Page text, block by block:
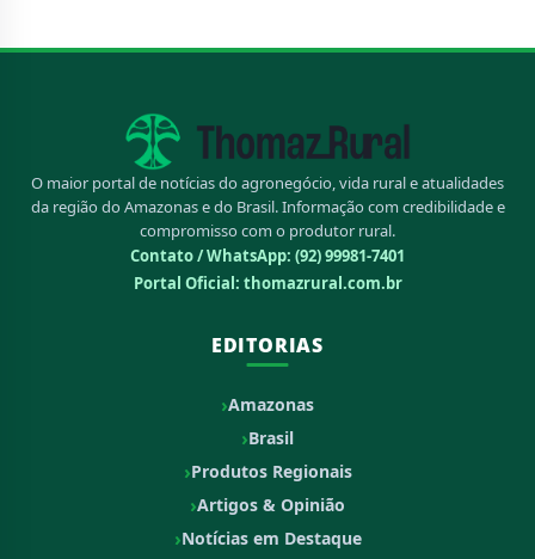
O maior portal de notícias do agronegócio, vida rural e atualidades
da região do Amazonas e do Brasil. Informação com credibilidade e
compromisso com o produtor rural.
Contato / WhatsApp: (92) 99981-7401
Portal Oficial: thomazrural.com.br
EDITORIAS
Amazonas
Brasil
Produtos Regionais
Artigos & Opinião
Notícias em Destaque